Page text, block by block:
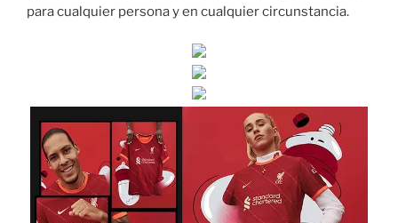
para cualquier persona y en cualquier circunstancia.